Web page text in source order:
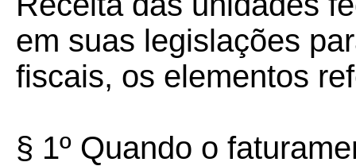
em suas legislações
fiscais, os elementos
§ 1º Quando o